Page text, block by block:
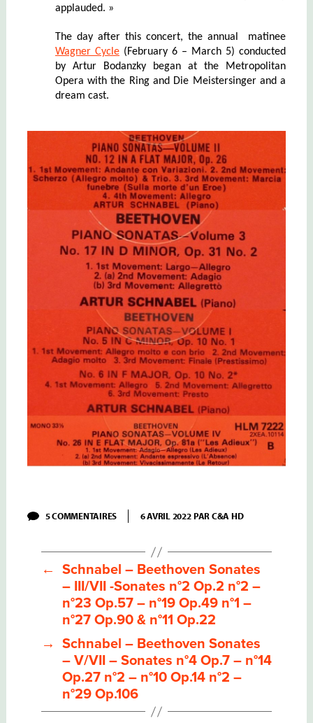
applauded. »
The day after this concert, the annual matinee
Wagner Cycle (February 6 – March 5) conducted
by Artur Bodanzky began at the Metropolitan
Opera with the Ring and Die Meistersinger and a
dream cast.
5 COMMENTAIRESSUR
SCHNABEL
BEETHOVEN
SONATES
–
IV/VII
–
SONATES
N°12
OP.26
–
N°17
OP.31
N°2
–
N°5
N°1
6 AVRIL 2022 PARC&A HD
← Schnabel – Beethoven Sonates
– III/VII -Sonates n°2 Op.2 n°2 –
n°23 Op.57 – n°19 Op.49 n°1 –
n°27 Op.90 & n°11 Op.22
→ Schnabel – Beethoven Sonates
– V/VII – Sonates n°4 Op.7 – n°14
Op.27 n°2 – n°10 Op.14 n°2 –
n°29 Op.106